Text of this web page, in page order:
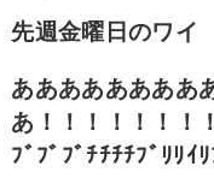
先週金曜日のワイ
ああああああああ
あ！！！！！！！
ﾌﾞﾌﾞﾌﾞﾁﾁﾁﾁﾌﾞﾘﾘｲ